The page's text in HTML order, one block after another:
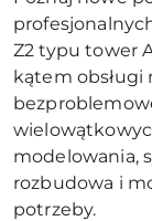
Z2 typu tower
kątem obsługi
modelowania,
rozbudowa i
potrzeby.